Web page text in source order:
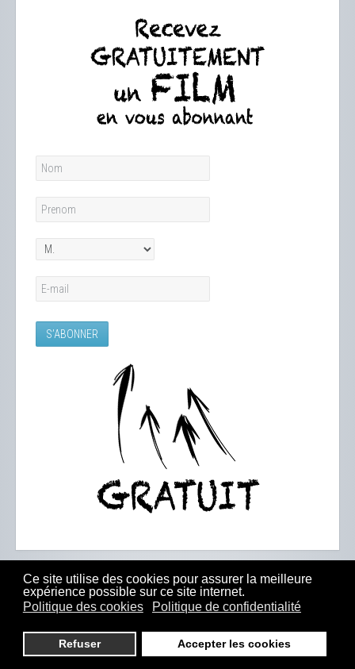
Ce site utilise des cookies pour assurer la meilleure
expérience possible sur ce site internet.
Politique des cookies
Politique de confidentialité
Refuser Accepter les cookies